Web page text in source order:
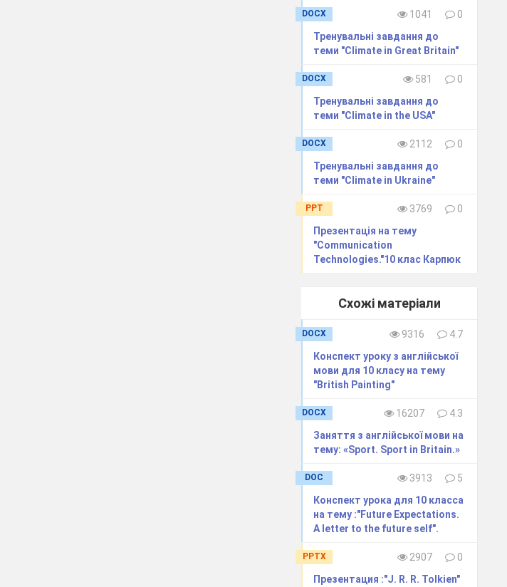
DOCX 1041
0
Тренувальні завдання до
теми "Climate in Great Britain"
DOCX 581
0
Тренувальні завдання до
теми "Climate in the USA"
DOCX 2112
0
Тренувальні завдання до
теми "Climate in Ukraine"
PPT 3769
0
Презентація на тему
"Communication
Technologies."10 клас Карпюк
Схожі матеріали
DOCX 9316
4.7
Конспект уроку з англійської
мови для 10 класу на тему
"British Painting"
DOCX 16207
4.3
Заняття з англійської мови на
тему: «Sport. Sport in Britain.»
DOC 3913
5
Конспект урока для 10 класса
на тему :"Future Expectations.
A letter to the future self".
PPTX 2907
0
Презентация :"J. R. R. Tolkien"